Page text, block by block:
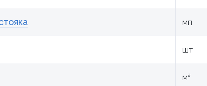
мп
шт
м²